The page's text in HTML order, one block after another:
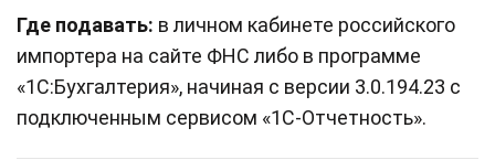
Где подавать: в личном кабинете российского
импортера на сайте ФНС либо в программе
«1С:Бухгалтерия», начиная с версии 3.0.194.23 с
подключенным сервисом «1С-Отчетность».